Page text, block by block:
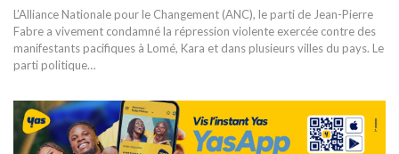
L’Alliance Nationale pour le Changement (ANC), le parti de Jean-Pierre
Fabre a vivement condamné la répression violente exercée contre des
manifestants pacifiques à Lomé, Kara et dans plusieurs villes du pays. Le
parti politique…